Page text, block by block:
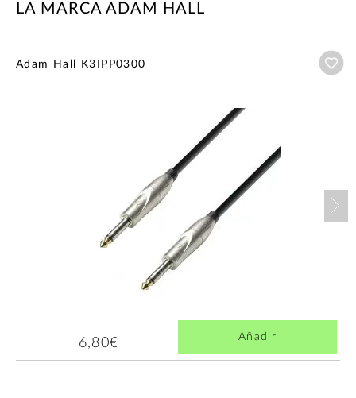
LA MARCA ADAM HALL
Adam Hall K3IPP0300
6,80€ Añadir